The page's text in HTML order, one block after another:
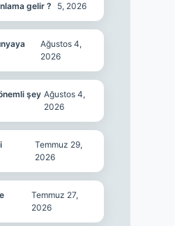
gelir ?
5, 2026
Ağustos 4,
2026
şey Ağustos 4,
2026
Temmuz 29,
2026
Temmuz 27,
2026